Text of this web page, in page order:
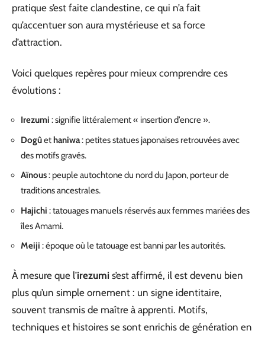
pratique s’est faite clandestine, ce qui n’a fait
qu’accentuer son aura mystérieuse et sa force
d’attraction.
Voici quelques repères pour mieux comprendre ces
évolutions :
Irezumi : signifie littéralement « insertion d’encre ».
Dogûet haniwa: petites statues japonaises retrouvées avec
des motifs gravés.
Aïnous: peuple autochtone du nord du Japon, porteur de
traditions ancestrales.
Hajichi : tatouages manuels réservés aux femmes mariées des
îles Amami.
Meiji : époque où le tatouage est banni par les autorités.
À mesure que l’irezumi s’est affirmé, il est devenu bien
plus qu’un simple ornement : un signe identitaire,
souvent transmis de maître à apprenti. Motifs,
techniques et histoires se sont enrichis de génération en